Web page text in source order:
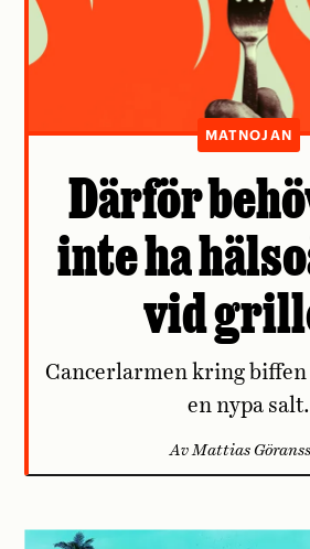
MATNOJAN
Därför
inte ha
vid
Cancerlarmen kring biffen
en nypa salt.
Av Mattias